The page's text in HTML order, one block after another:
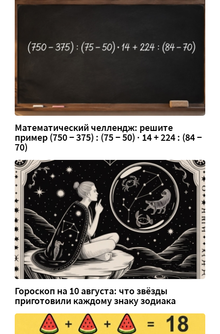
Математический челлендж: решите
пример (750 − 375) : (75 − 50) · 14 + 224 : (84 −
70)
Гороскоп на 10 августа: что звёзды
приготовили каждому знаку зодиака